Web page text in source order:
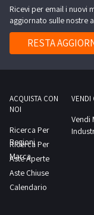
Ricevi per email i nuovi
aggiornato sulle nostre
RESTA
ACQUISTA CON
NOI
Ricerca Per
Regioni
Ricerca Per
Marca
Aste Aperte
Aste Chiuse
Calendario
VENDI
Vendi